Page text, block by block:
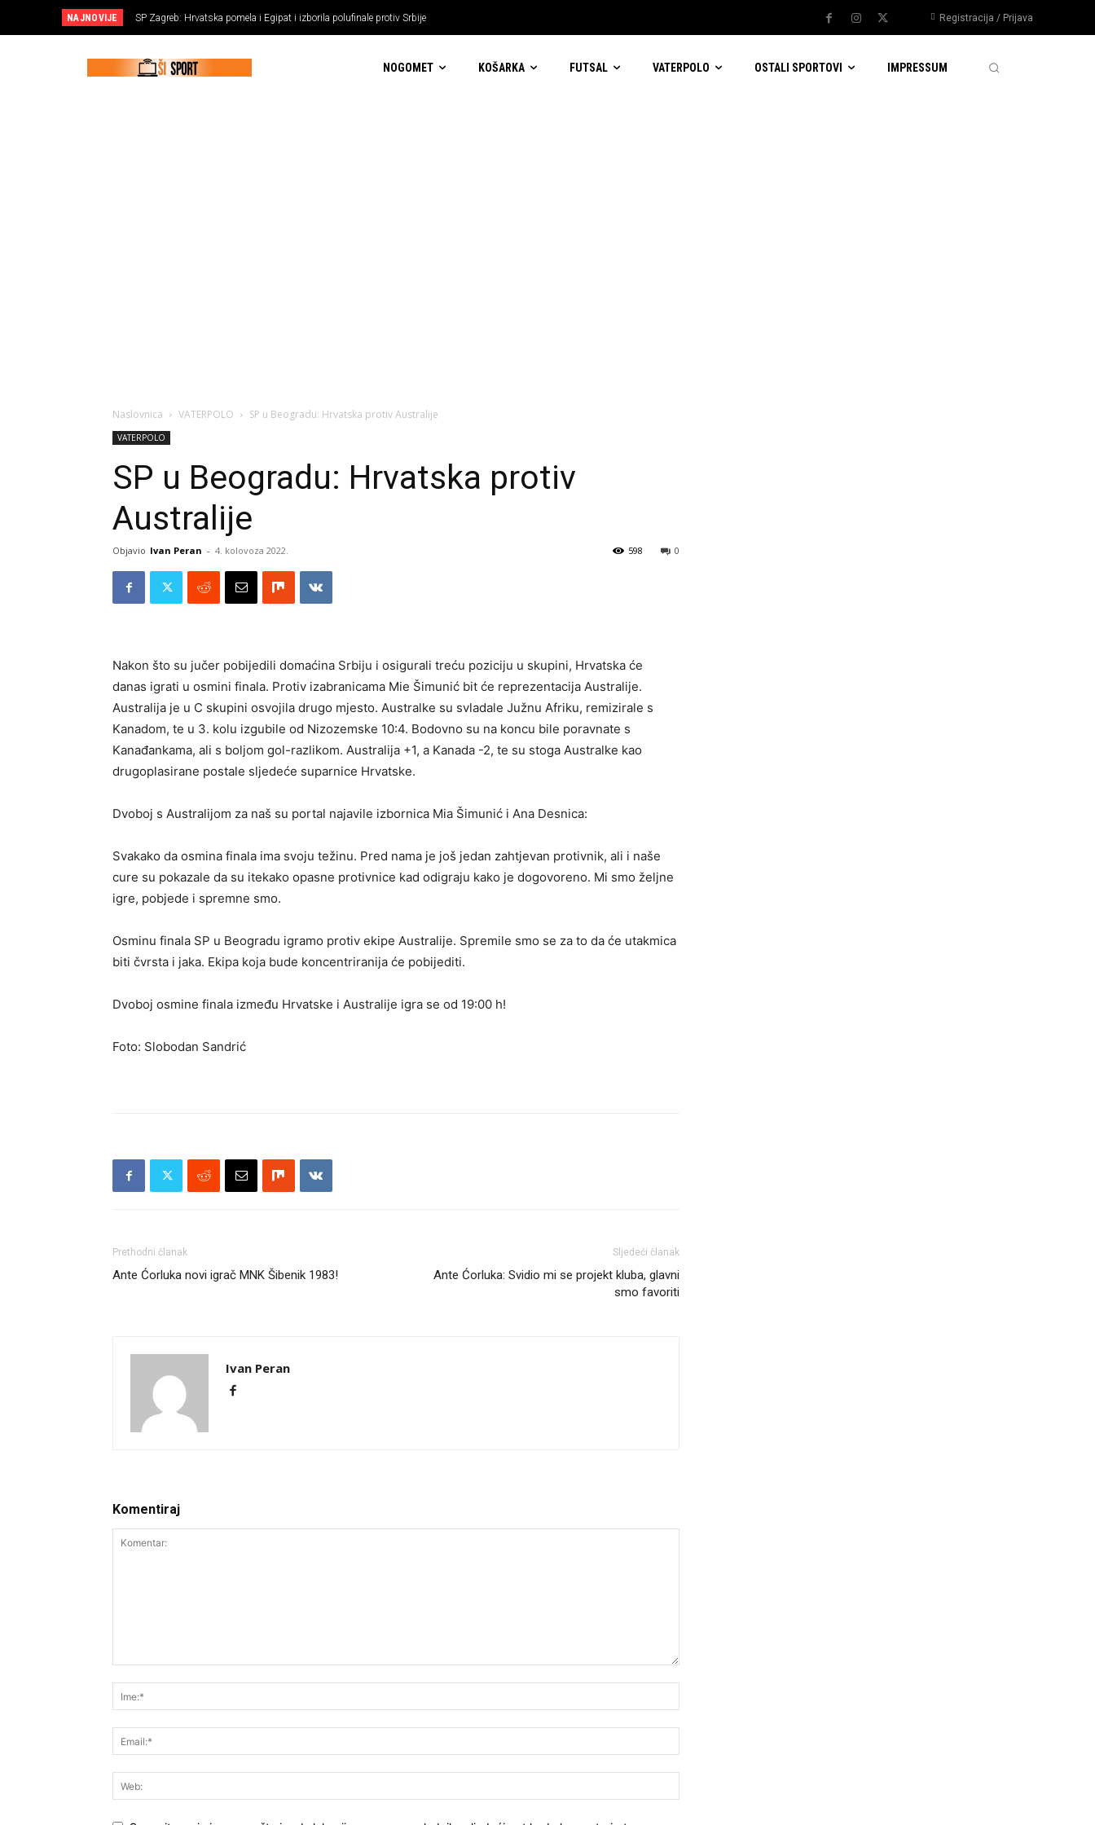
NAJNOVIJE SP Zagreb: Hrvatska pomela i Egipat i izborila polufinale protiv Srbije Registracija / Prijava
NOGOMET KOŠARKA FUTSAL VATERPOLO OSTALI SPORTOVI IMPRESSUM
Naslovnica VATERPOLO SP u Beogradu: Hrvatska protiv Australije
VATERPOLO
SP u Beogradu: Hrvatska protiv
Australije
Objavio Ivan Peran - 4. kolovoza 2022. 0
598
Nakon što su jučer pobijedili domaćina Srbiju i osigurali treću poziciju u skupini, Hrvatska će
danas igrati u osmini finala. Protiv izabranicama Mie Šimunić bit će reprezentacija Australije.
Australija je u C skupini osvojila drugo mjesto. Australke su svladale Južnu Afriku, remizirale s
Kanadom, te u 3. kolu izgubile od Nizozemske 10:4. Bodovno su na koncu bile poravnate s
Kanađankama, ali s boljom gol-razlikom. Australija +1, a Kanada -2, te su stoga Australke kao
drugoplasirane postale sljedeće suparnice Hrvatske.
Dvoboj s Australijom za naš su portal najavile izbornica Mia Šimunić i Ana Desnica:
Svakako da osmina finala ima svoju težinu. Pred nama je još jedan zahtjevan protivnik, ali i naše
cure su pokazale da su itekako opasne protivnice kad odigraju kako je dogovoreno. Mi smo željne
igre, pobjede i spremne smo.
Osminu finala SP u Beogradu igramo protiv ekipe Australije. Spremile smo se za to da će utakmica
biti čvrsta i jaka. Ekipa koja bude koncentriranija će pobijediti.
Dvoboj osmine finala između Hrvatske i Australije igra se od 19:00 h!
Foto: Slobodan Sandrić
Prethodni članak
Ante Ćorluka novi igrač MNK Šibenik 1983!
Sljedeći članak
Ante Ćorluka: Svidio mi se projekt kluba, glavni
smo favoriti
Ivan Peran
Komentiraj